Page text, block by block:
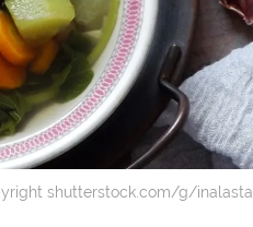
shutterstock.com/g/inalasta